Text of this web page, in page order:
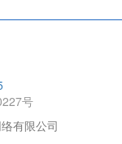
号
有限公司